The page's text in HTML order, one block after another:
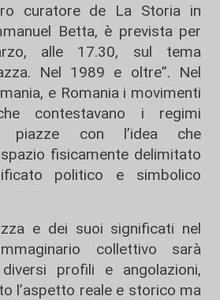
curatore de La Storia in
Betta, è prevista per
alle 17.30, sul tema
Nel 1989 e oltre”. Nel
e Romania i movimenti
contestavano i regimi
piazze con l’idea che
fisicamente delimitato
politico e simbolico
e dei suoi significati nel
collettivo sarà
profili e angolazioni,
l’aspetto reale e storico ma